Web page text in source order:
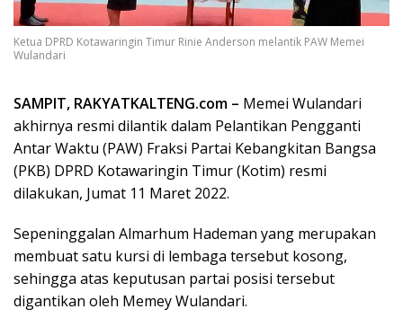
Ketua DPRD Kotawaringin Timur Rinie Anderson melantik PAW Memei
Wulandari
SAMPIT, RAKYATKALTENG.com – Memei Wulandari
akhirnya resmi dilantik dalam Pelantikan Pengganti
Antar Waktu (PAW) Fraksi Partai Kebangkitan Bangsa
(PKB) DPRD Kotawaringin Timur (Kotim) resmi
dilakukan, Jumat 11 Maret 2022.
Sepeninggalan Almarhum Hademan yang merupakan
membuat satu kursi di lembaga tersebut kosong,
sehingga atas keputusan partai posisi tersebut
digantikan oleh Memey Wulandari.